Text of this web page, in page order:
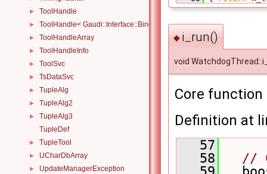
► ToolHandle
► ToolHandle< Gaudi::Interface::Bind::IBinder< IFace > >
► ToolHandleArray
► ToolHandleInfo
► ToolSvc
► TsDataSvc
► TupleAlg
► TupleAlg2
►
TupleAlg3
TupleDef
► TupleTool
► UCharDbArray
► UpdateManagerException
◆ i_run()
void
Core
Definition at
   57
   58
//